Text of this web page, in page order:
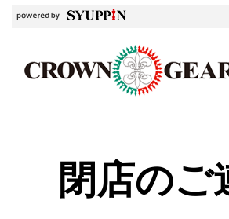
閉店のご